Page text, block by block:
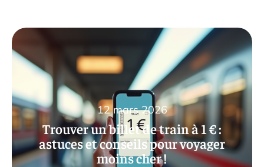
Trouver un billet de train à 1 € :
astuces et conseils pour voyager
moins cher !
12 mars 2026